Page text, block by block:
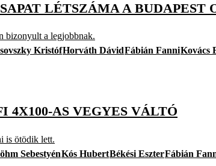
LÉTSZÁMA A BUDAPEST
bizonyult a legjobbnak.
KristófHorváth DávidFábián FanniKovács
4X100-AS VEGYES VÁLTÓ
is ötödik lett.
SebestyénKós HubertBékési EszterFábián